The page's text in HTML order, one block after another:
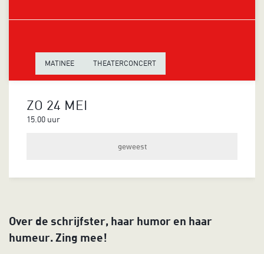
MATINEE THEATERCONCERT
ZO 24 MEI
15.00 uur
geweest
Over de schrijfster, haar humor en haar
humeur. Zing mee!